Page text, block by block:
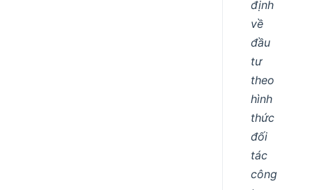
định
về
đầu
tư
theo
hình
thức
đối
tác
công